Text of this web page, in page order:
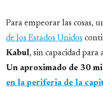
Para empeorar las cosas,
de los Estados Unidos
Kabul, sin capacidad para
Un aproximado de 30
en la periferia de la